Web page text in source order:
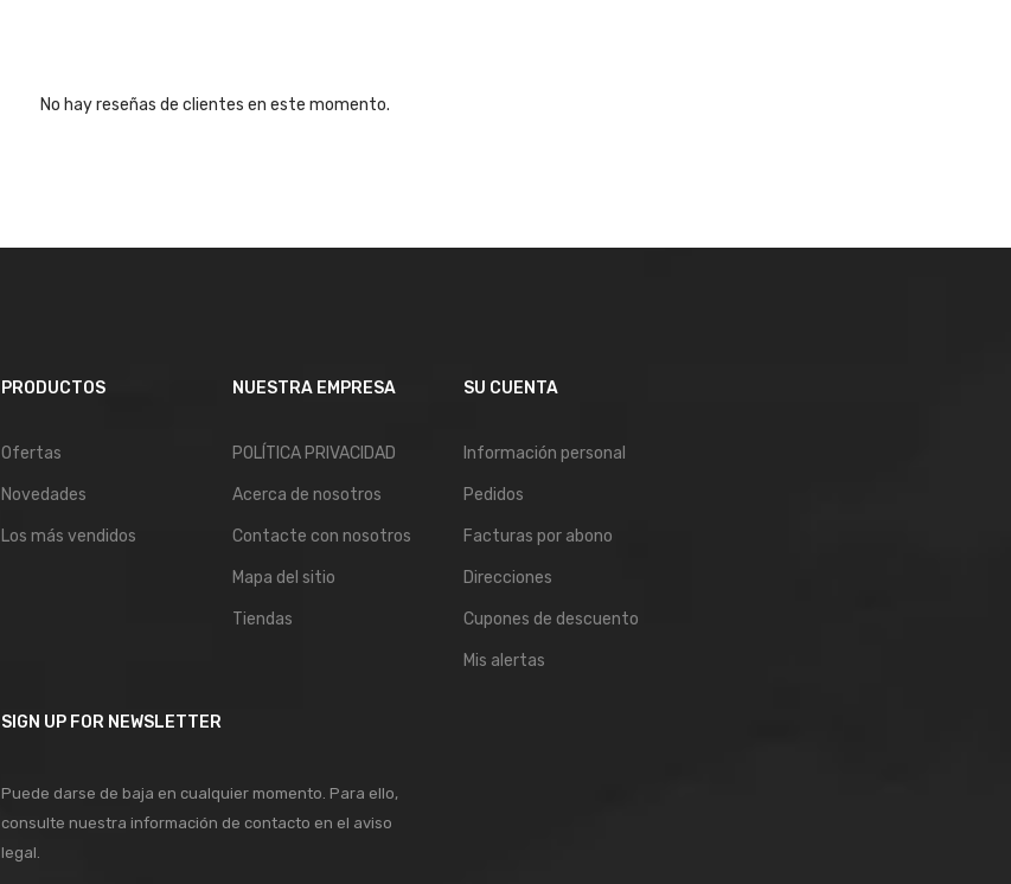
No hay reseñas de clientes en este momento.
PRODUCTOS
Ofertas
Novedades
Los más vendidos
NUESTRA EMPRESA
POLÍTICA PRIVACIDAD
Acerca de nosotros
Contacte con nosotros
Mapa del sitio
Tiendas
SU CUENTA
Información personal
Pedidos
Facturas por abono
Direcciones
Cupones de descuento
Mis alertas
SIGN UP FOR NEWSLETTER
Puede darse de baja en cualquier momento. Para ello,
consulte nuestra información de contacto en el aviso
legal.